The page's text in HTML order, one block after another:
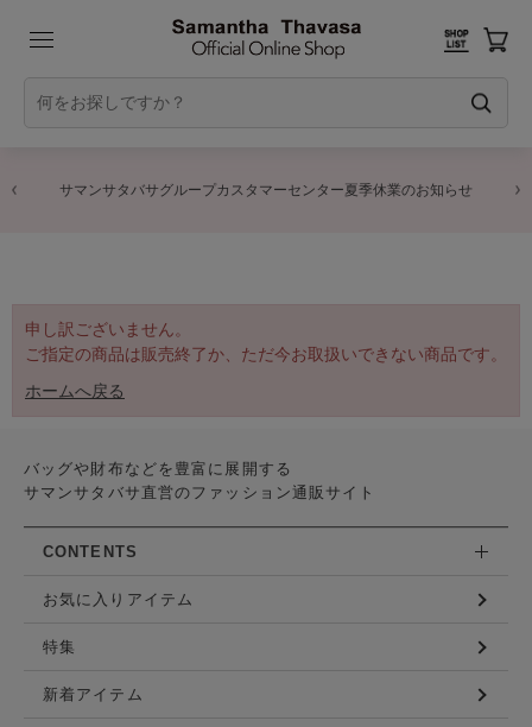
サマンサタバサグループカスタマーセンター夏季休業のお知らせ
申し訳ございません。
ご指定の商品は販売終了か、ただ今お取扱いできない商品です。
ホームへ戻る
バッグや財布などを豊富に展開する
サマンサタバサ直営のファッション通販サイト
CONTENTS
お気に入りアイテム
特集
新着アイテム